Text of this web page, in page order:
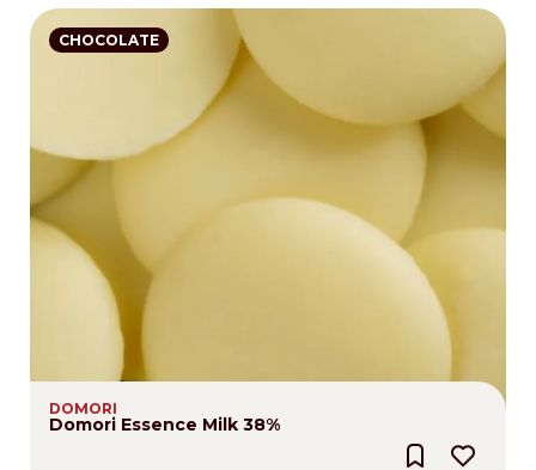
CHOCOLATE
DOMORI
Domori Essence Milk 38%